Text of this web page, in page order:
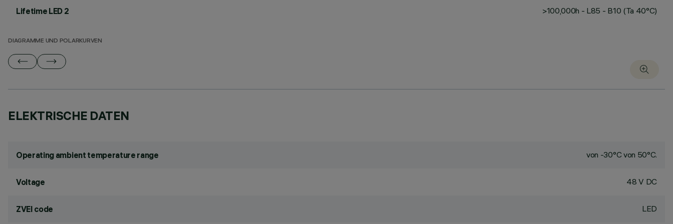
Lifetime LED 2 >100,000h - L85 - B10 (Ta 40°C)
DIAGRAMME UND POLARKURVEN
ELEKTRISCHE DATEN
Operating ambient temperature range von -30°C von 50°C.
Voltage 48 V DC
ZVEI code LED